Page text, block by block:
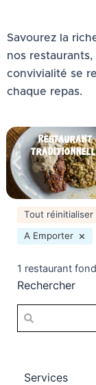
Savourez la
nos
convivialité se
chaque repas.
Restaurant
Tout réinitialiser
A Emporter ×
1 restaurant
Rechercher
Services